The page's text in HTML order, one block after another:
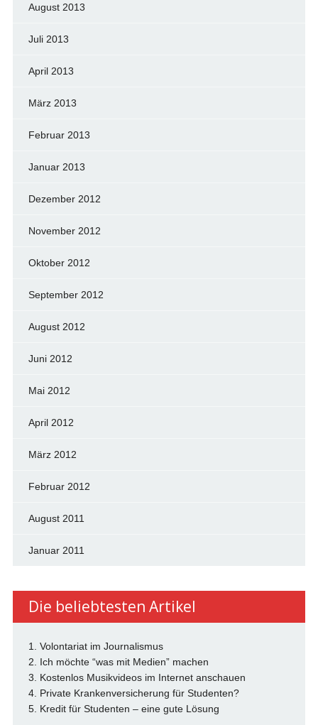
August 2013
Juli 2013
April 2013
März 2013
Februar 2013
Januar 2013
Dezember 2012
November 2012
Oktober 2012
September 2012
August 2012
Juni 2012
Mai 2012
April 2012
März 2012
Februar 2012
August 2011
Januar 2011
Die beliebtesten Artikel
1. Volontariat im Journalismus
2. Ich möchte “was mit Medien” machen
3. Kostenlos Musikvideos im Internet anschauen
4. Private Krankenversicherung für Studenten?
5. Kredit für Studenten – eine gute Lösung